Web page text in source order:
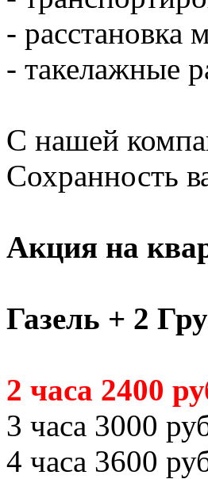
- расстановка
- такелажные
С нашей
Сохранность
Акция на
Газель + 2
2 часа 2400
3 часа 3000
4 часа 3600